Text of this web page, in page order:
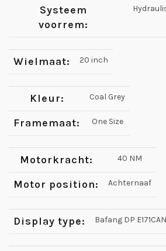
Systeem
voorrem:
Wielmaat: 20 inch
Kleur: Coal Grey
Framemaat: One Size
Motorkracht: 40 NM
Motor position: Achternaaf
Display type: Bafang DP E171CAN